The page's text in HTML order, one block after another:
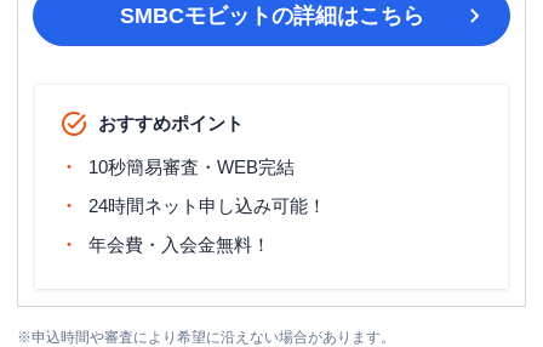
SMBCモビットの詳細はこちら
おすすめポイント
10秒簡易審査・WEB完結
24時間ネット申し込み可能！
年会費・入会金無料！
※申込時間や審査により希望に沿えない場合があります。